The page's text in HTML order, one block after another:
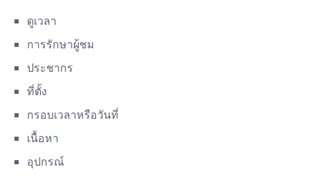
ดูเวลา
การรักษาผู้ชม
ประชากร
ที่ตั้ง
กรอบเวลาหรือวันที่
เนื้อหา
อุปกรณ์